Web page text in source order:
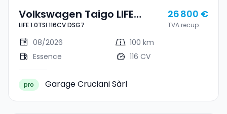
Volkswagen Taigo LIFE
1.0TSI 116CV DSG7
LIFE 1.0TSI 116CV DSG7
26 800 €
TVA recup.
08/2026
100 km
Essence
116 CV
pro Garage Cruciani Sàrl